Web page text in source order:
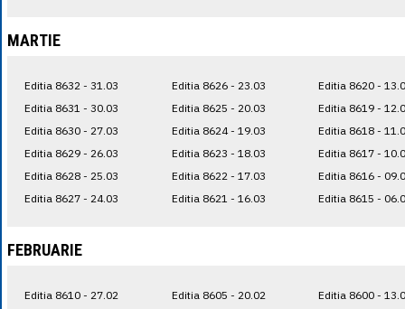
MARTIE
Editia 8632 - 31.03
Editia 8631 - 30.03
Editia 8630 - 27.03
Editia 8629 - 26.03
Editia 8628 - 25.03
Editia 8627 - 24.03
Editia 8626 - 23.03
Editia 8625 - 20.03
Editia 8624 - 19.03
Editia 8623 - 18.03
Editia 8622 - 17.03
Editia 8621 - 16.03
Editia 8620 -
Editia 8619 -
Editia 8618 -
Editia 8617 -
Editia 8616 -
Editia 8615 -
FEBRUARIE
Editia 8610 - 27.02
Editia 8605 - 20.02
Editia 8600 -